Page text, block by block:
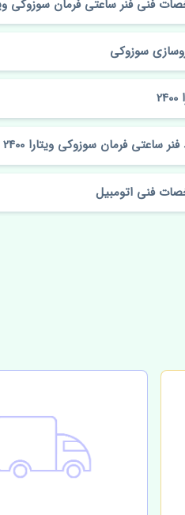
فنی فنر ساعتی فرمان سوزوکی ویتارا 2400
سوزوکی
ساعتی فرمان سوزوکی ویتارا 2400 اصلی
فنی اتومبیل